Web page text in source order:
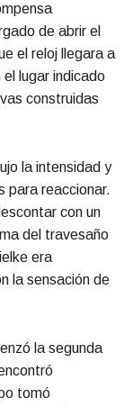
de abrir el
el reloj llegara a
lugar indicado
construidas
la intensidad y
para reaccionar.
con un
del travesaño
era
la sensación de
la segunda
tomó